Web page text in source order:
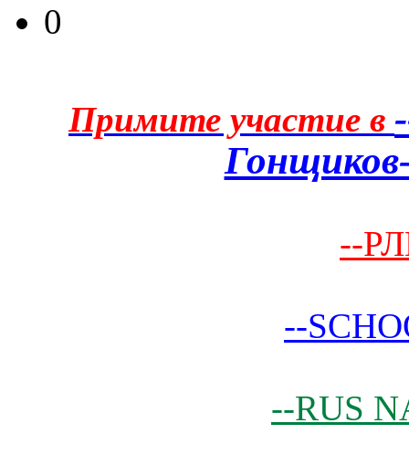
0
Примите участие в
--
--
--RUS